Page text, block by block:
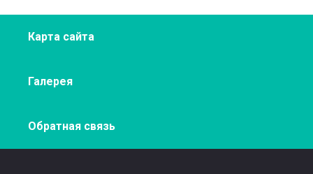
Карта сайта
Галерея
Обратная связь